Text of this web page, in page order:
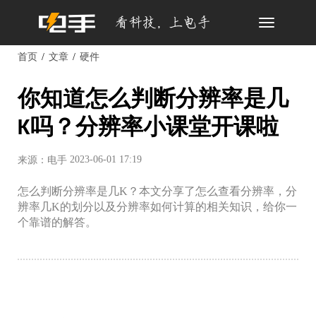
Toggle
首页 文章 硬件
你知道怎么判断分辨率是几
K吗？分辨率小课堂开课啦
来源：电手 2023-06-01 17:19
怎么判断分辨率是几K？本文分享了怎么查看分辨率，分
辨率几K的划分以及分辨率如何计算的相关知识，给你一
个靠谱的解答。